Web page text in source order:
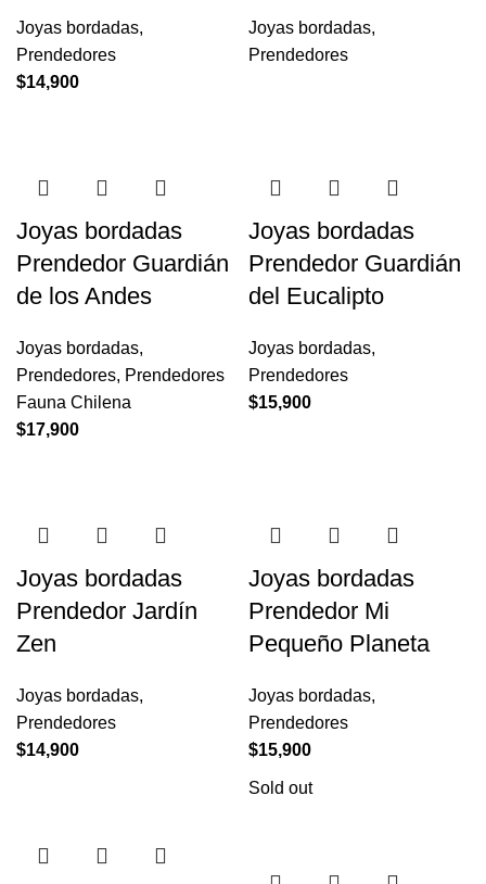
Joyas bordadas,
Prendedores
$14,900
Joyas bordadas,
Prendedores
Joyas bordadas
Prendedor Guardián
de los Andes
Joyas bordadas,
Prendedores, Prendedores
Fauna Chilena
$17,900
Joyas bordadas
Prendedor Guardián
del Eucalipto
Joyas bordadas,
Prendedores
$15,900
Joyas bordadas
Prendedor Jardín
Zen
Joyas bordadas,
Prendedores
$14,900
Joyas bordadas
Prendedor Mi
Pequeño Planeta
Joyas bordadas,
Prendedores
$15,900
Sold out